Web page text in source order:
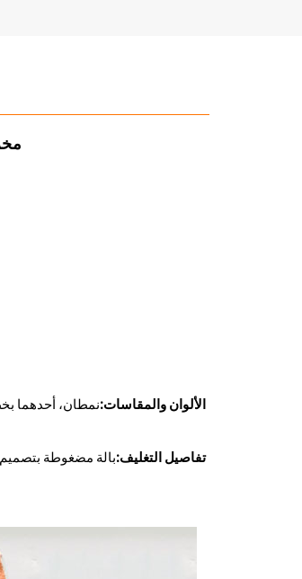
الألوان والمقاسات:
تفاصيل التغليف: